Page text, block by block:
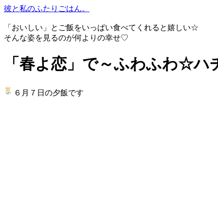
彼と私のふたりごはん。
「おいしい」とご飯をいっぱい食べてくれると嬉しい☆
そんな姿を見るのが何よりの幸せ♡
「春よ恋」で～ふわふわ☆ハ
６月７日の夕飯です